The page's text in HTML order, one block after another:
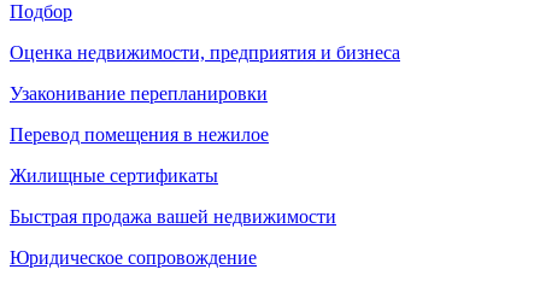
Подбор
Оценка недвижимости, предприятия и бизнеса
Узаконивание перепланировки
Перевод помещения в нежилое
Жилищные сертификаты
Быстрая продажа вашей недвижимости
Юридическое сопровождение